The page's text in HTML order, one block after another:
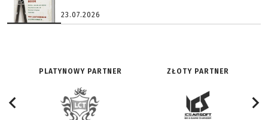
23.07.2026
PLATYNOWY PARTNER ZŁOTY PARTNER